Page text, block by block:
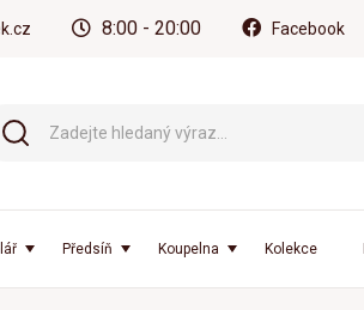
8:00 - 20:00 Facebook
Předsíň Koupelna Kolekce